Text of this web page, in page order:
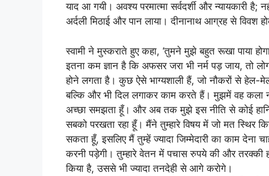
याद आ गयी। अवश्य परमात्मा सर्वदर्शी और न्यायकारी है;
अर्दली मिठाई और पान लाया। दीनानाथ आग्रह से विवश
स्वामी ने मुस्कराते हुए कहा, ‘तुमने मुझे बहुत रूखा पाया
इतना कम ज्ञान है कि अफसर जरा भी नर्म पड़ जाय, तो
होने लगता है। कुछ ऐसे भाग्यशाली हैं, जो नौकरों से हेल-
बल्कि और भी दिल लगाकर काम करते हैं। मुझमें वह
अच्छा समझता हूँ। और अब तक मुझे इस नीति से कोई
सबको परखता रहा हूँ। मैंने तुम्हारे विषय में जो मत स्थिर
सकता हूँ, इसलिए मैं तुम्हें ज्यादा जिम्मेदारी का काम
करनी पड़ेगी। तुम्हारे वेतन में पचास रुपये की और
किया है, उससे भी ज्यादा तनदेही से आगे करोगे।